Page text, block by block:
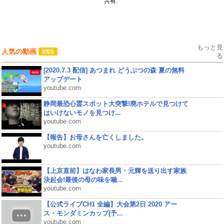
人気の動画
もっと見
る
[2020.7.3 配信] あつまれ どうぶつの森 夏の無料
アップデート
youtube.com
静岡最恐心霊スポット大突撃!廃ホテルで見つけて
はいけないモノを見つけ...
youtube.com
【報告】お母さんを亡くしました。
youtube.com
【上京直前】はなわ家長男・元輝を送り出す家族
決起会!最後の母の味を噛...
youtube.com
【公式ライブCH1 全編】大会第2日 2020 アー
ス・モンダミンカップ(予...
youtube.com